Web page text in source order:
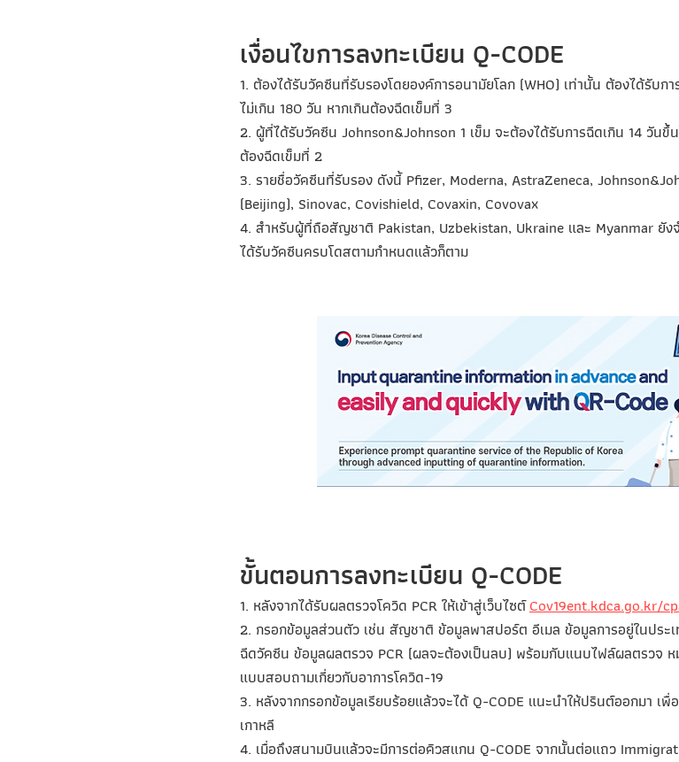
เงื่อนไขการลงทะเบียน Q-CODE
1. ต้องได้รับวัคซีนที่รับรองโดยองค์การอนามัยโลก (WHO) เท่านั้น ต้องได้รับ
ไม่เกิน 180 วัน หากเกินต้องฉีดเข็มที่ 3
2. ผู้ที่ได้รับวัคซีน Johnson&Johnson 1 เข็ม จะต้องได้รับการฉีดเกิน 14 วันขึ้
ต้องฉีดเข็มที่ 2
3. รายชื่อวัคซีนที่รับรอง ดังนี้ Pfizer, Moderna, AstraZeneca,
(Beijing), Sinovac, Covishield, Covaxin, Covovax
4. สำหรับผู้ที่ถือสัญชาติ Pakistan, Uzbekistan, Ukraine และ Myanmar ยัง
ได้รับวัคซีนครบโดสตามกำหนดแล้วก็ตาม
ขั้นตอนการลงทะเบียน Q-CODE
1. หลังจากได้รับผลตรวจโควิด PCR ให้เข้าสู่เว็บไซต์Cov19ent.kdca.go.kr/
2. กรอกข้อมูลส่วนตัว เช่น สัญชาติ ข้อมูลพาสปอร์ต อีเมล ข้อมูลการอยู่ในประ
ฉีดวัคซีน ข้อมูลผลตรวจ PCR (ผลจะต้องเป็นลบ) พร้อมกับแนบไฟล์ผลตรวจ
แบบสอบถามเกี่ยวกับอาการโควิด-19
3. หลังจากกรอกข้อมูลเรียบร้อยแล้วจะได้ Q-CODE แนะนำให้ปรินต์ออกมา เ
เกาหลี
4. เมื่อถึงสนามบินแล้วจะมีการต่อคิวสแกน Q-CODE จากนั้นต่อแถว